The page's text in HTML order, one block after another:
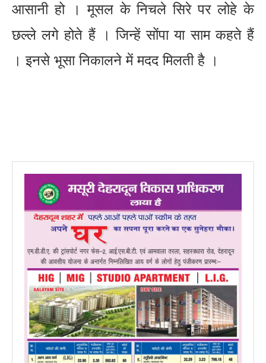
आसानी हो । मूसल के निचले सिरे पर लोहे के
छल्ले लगे होते हैं । जिन्हें सोंपा या साम कहते हैं
। इनसे भूसा निकालने में मदद मिलती है ।